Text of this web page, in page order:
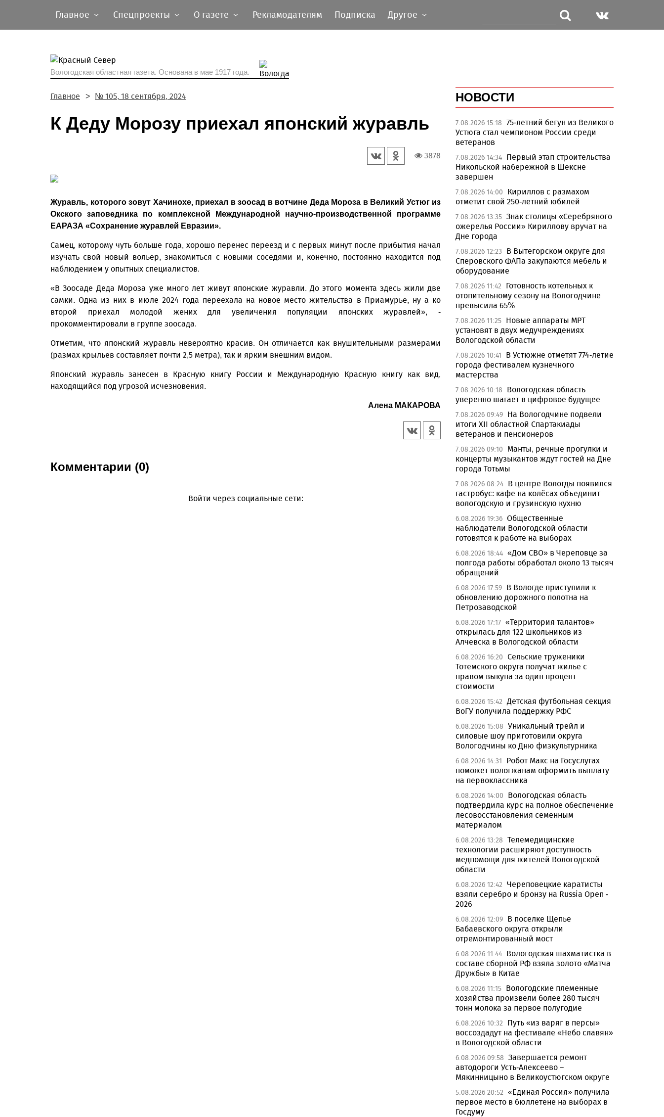
Главное Спецпроекты О газете Рекламодателям Подписка Другое
Вологодская областная газета. Основана в мае 1917 года.
Главное № 105, 18 сентября, 2024
К Деду Морозу приехал японский журавль
3878
Журавль, которого зовут Хачинохе, приехал в зоосад в вотчине Деда Мороза в Великий Устюг из
Окского заповедника по комплексной Международной научно-производственной программе
ЕАРАЗА «Сохранение журавлей Евразии».
Самец, которому чуть больше года, хорошо перенес переезд и с первых минут после прибытия начал
изучать свой новый вольер, знакомиться с новыми соседями и, конечно, постоянно находится под
наблюдением у опытных специалистов.
«В Зоосаде Деда Мороза уже много лет живут японские журавли. До этого момента здесь жили две
самки. Одна из них в июле 2024 года переехала на новое место жительства в Приамурье, ну а ко
второй приехал молодой жених для увеличения популяции японских журавлей», -
прокомментировали в группе зоосада.
Отметим, что японский журавль невероятно красив. Он отличается как внушительными размерами
(размах крыльев составляет почти 2,5 метра), так и ярким внешним видом.
Японский журавль занесен в Красную книгу России и Международную Красную книгу как вид,
находящийся под угрозой исчезновения.
Алена МАКАРОВА
Комментарии (0)
Войти через социальные сети:
НОВОСТИ
7.08.2026 15:18 75-летний бегун из Великого
Устюга стал чемпионом России среди
ветеранов
7.08.2026 14:34 Первый этап строительства
Никольской набережной в Шексне
завершен
7.08.2026 14:00
Кириллов с размахом
отметит свой 250-летний юбилей
7.08.2026 13:35 Знак столицы «Серебряного
ожерелья России» Кириллову вручат на
Дне города
7.08.2026 12:23
В Вытегорском округе для
Сперовского ФАПа закупаются мебель и
оборудование
7.08.2026 11:42
Готовность котельных к
отопительному сезону на Вологодчине
превысила 65%
7.08.2026 11:25 Новые аппараты МРТ
установят в двух медучреждениях
Вологодской области
7.08.2026 10:41
В Устюжне отметят 774-летие
города фестивалем кузнечного
мастерства
7.08.2026 10:18
Вологодская область
уверенно шагает в цифровое будущее
7.08.2026 09:49 На Вологодчине подвели
итоги XII областной Спартакиады
ветеранов и пенсионеров
7.08.2026 09:10
Манты, речные прогулки и
концерты музыкантов ждут гостей на Дне
города Тотьмы
7.08.2026 08:24 В центре Вологды появился
гастробус: кафе на колёсах объединит
вологодскую и грузинскую кухню
6.08.2026 19:36 Общественные
наблюдатели Вологодской области
готовятся к работе на выборах
6.08.2026 18:44 «Дом СВО» в Череповце за
полгода работы обработал около 13 тысяч
обращений
6.08.2026 17:59 В Вологде приступили к
обновлению дорожного полотна на
Петрозаводской
6.08.2026 17:17 «Территория талантов»
открылась для 122 школьников из
Алчевска в Вологодской области
6.08.2026 16:20 Сельские труженики
Тотемского округа получат жилье с
правом выкупа за один процент
стоимости
6.08.2026 15:42 Детская футбольная секция
ВоГУ получила поддержку РФС
6.08.2026 15:08 Уникальный трейл и
силовые шоу приготовили округа
Вологодчины ко Дню физкультурника
6.08.2026 14:31
Робот Макс на Госуслугах
поможет вологжанам оформить выплату
на первоклассника
6.08.2026 14:00
Вологодская область
подтвердила курс на полное обеспечение
лесовосстановления семенным
материалом
6.08.2026 13:28 Телемедицинские
технологии расширяют доступность
медпомощи для жителей Вологодской
области
6.08.2026 12:42 Череповецкие каратисты
взяли серебро и бронзу на Russia Open -
2026
6.08.2026 12:09 В поселке Щепье
Бабаевского округа открыли
отремонтированный мост
6.08.2026 11:44 Вологодская шахматистка в
составе сборной РФ взяла золото «Матча
Дружбы» в Китае
6.08.2026 11:15 Вологодские племенные
хозяйства произвели более 280 тысяч
тонн молока за первое полугодие
6.08.2026 10:32
Путь «из варяг в персы»
воссоздадут на фестивале «Небо славян»
в Вологодской области
6.08.2026 09:58 Завершается ремонт
автодороги Усть-Алексеево –
Мякинницыно в Великоустюгском округе
5.08.2026 20:52 «Единая Россия» получила
первое место в бюллетене на выборах в
Госдуму